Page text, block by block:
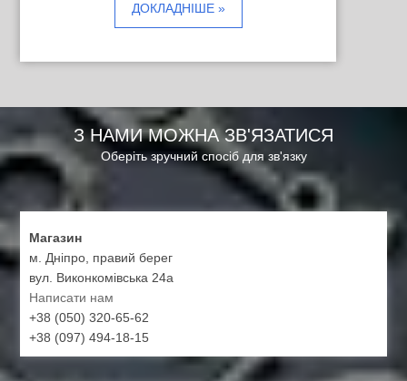
ДОКЛАДНІШЕ »
З НАМИ МОЖНА ЗВ'ЯЗАТИСЯ
Оберіть зручний спосіб для зв'язку
Магазин
м. Дніпро, правий берег
вул. Виконкомівська 24а
Написати нам
+38 (050) 320-65-62
+38 (097) 494-18-15